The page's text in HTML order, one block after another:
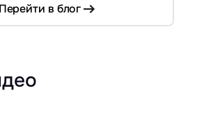
Перейти в блог